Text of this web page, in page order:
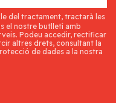
del tractament, tractarà les
el nostre butlletí amb
Podeu accedir, rectificar
altres drets, consultant la
de dades a la nostra